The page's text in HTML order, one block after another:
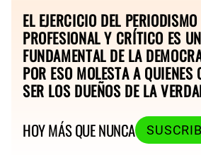
EL EJERCICIO DEL PERIODISMO
PROFESIONAL Y CRÍTICO ES
FUNDAMENTAL DE LA
POR ESO MOLESTA A QUIENES
SER LOS DUEÑOS DE LA
HOY MÁS QUE NUNCA